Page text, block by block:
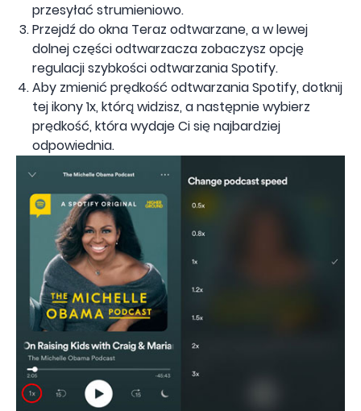
przesyłać strumieniowo.
Przejdź do okna Teraz odtwarzane, a w lewej
dolnej części odtwarzacza zobaczysz opcję
regulacji szybkości odtwarzania Spotify.
Aby zmienić prędkość odtwarzania Spotify, dotknij
tej ikony 1x, którą widzisz, a następnie wybierz
prędkość, która wydaje Ci się najbardziej
odpowiednia.